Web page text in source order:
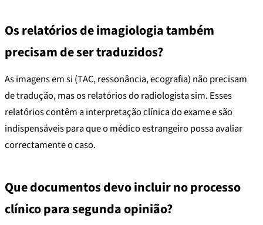
Os relatórios de imagiologia também
precisam de ser traduzidos?
As imagens em si (TAC, ressonância, ecografia) não precisam
de tradução, mas os relatórios do radiologista sim. Esses
relatórios contêm a interpretação clínica do exame e são
indispensáveis para que o médico estrangeiro possa avaliar
correctamente o caso.
Que documentos devo incluir no processo
clínico para segunda opinião?